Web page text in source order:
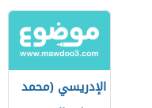
الإدريسي (محمد